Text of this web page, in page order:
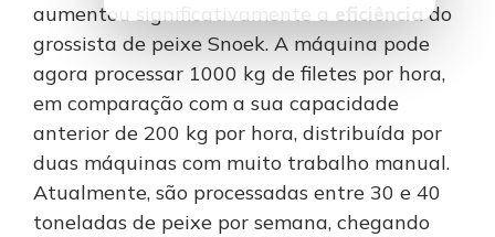
aumentou significativamente a eficiênciado
grossista de peixe Snoek. A máquina pode
agora processar 1000 kg de filetes por hora,
em comparação com a sua capacidade
anterior de 200 kg por hora, distribuída por
duas máquinas com muito trabalho manual.
Atualmente, são processadas entre 30 e 40
toneladas de peixe por semana, chegando